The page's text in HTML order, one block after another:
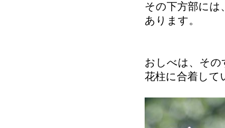
その下方部には
あります。
おしべは、その
花柱に合着して